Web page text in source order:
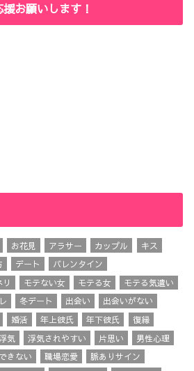
お願いします！
お花見 アラサー カップル
キス
デート
バレンタイン
モテない女 モテる女
モテる気遣い
冬デート 出会い
出会いがない
婚活 年上彼氏 年下彼氏
復縁
気 浮気されやすい 片思い
男性心理
きない 職場恋愛
脈ありサイン